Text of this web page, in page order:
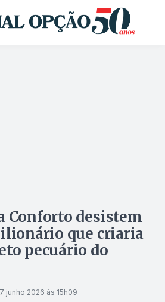
Conforto desistem
que criaria
pecuário do
junho 2026 às 15h09